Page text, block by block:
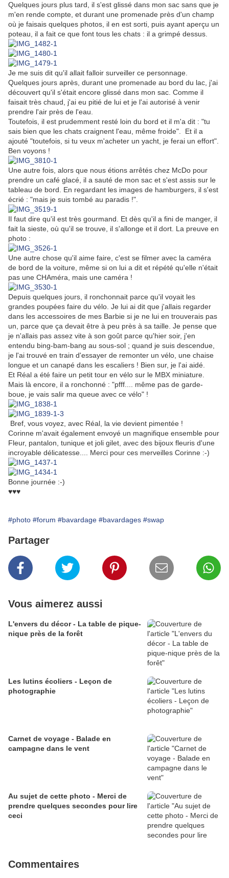
Quelques jours plus tard, il s'est glissé dans mon sac sans que je
m'en rende compte, et durant une promenade près d'un champ
où je faisais quelques photos, il en est sorti, puis ayant aperçu un
poteau, il a fait ce que font tous les chats : il a grimpé dessus.
Je me suis dit qu'il allait falloir surveiller ce personnage.
Quelques jours après, durant une promenade au bord du lac, j'ai
découvert qu'il s'était encore glissé dans mon sac. Comme il
faisait très chaud, j'ai eu pitié de lui et je l'ai autorisé à venir
prendre l'air près de l'eau.
Toutefois, il est prudemment resté loin du bord et il m'a dit : "tu
sais bien que les chats craignent l'eau, même froide". Et il a
ajouté "toutefois, si tu veux m'acheter un yacht, je ferai un effort".
Ben voyons !
Une autre fois, alors que nous étions arrêtés chez McDo pour
prendre un café glacé, il a sauté de mon sac et s'est assis sur le
tableau de bord. En regardant les images de hamburgers, il s'est
écrié : "mais je suis tombé au paradis !".
Il faut dire qu'il est très gourmand. Et dès qu'il a fini de manger, il
fait la sieste, où qu'il se trouve, il s'allonge et il dort. La preuve en
photo :
Une autre chose qu'il aime faire, c'est se filmer avec la caméra
de bord de la voiture, même si on lui a dit et répété qu'elle n'était
pas une CHAméra, mais une caméra !
Depuis quelques jours, il ronchonnait parce qu'il voyait les
grandes poupées faire du vélo. Je lui ai dit que j'allais regarder
dans les accessoires de mes Barbie si je ne lui en trouverais pas
un, parce que ça devait être à peu près à sa taille. Je pense que
je n'allais pas assez vite à son goût parce qu'hier soir, j'en
entendu bing-bam-bang au sous-sol ; quand je suis descendue,
je l'ai trouvé en train d'essayer de remonter un vélo, une chaise
longue et un canapé dans les escaliers ! Bien sur, je l'ai aidé.
Et Réal a été faire un petit tour en vélo sur le MBX miniature.
Mais là encore, il a ronchonné : "pfff.... même pas de garde-
boue, je vais salir ma queue avec ce vélo" !
Bref, vous voyez, avec Réal, la vie devient pimentée !
Corinne m'avait également envoyé un magnifique ensemble pour
Fleur, pantalon, tunique et joli gilet, avec des bijoux fleuris d'une
incroyable délicatesse.... Merci pour ces merveilles Corinne :-)
Bonne journée :-)
♥♥♥
#photo #forum #bavardage #bavardages #swap
Partager
Vous aimerez aussi
L'envers du décor - La table de pique-
nique près de la forêt
Les lutins écoliers - Leçon de
photographie
Carnet de voyage - Balade en
campagne dans le vent
Au sujet de cette photo - Merci de
prendre quelques secondes pour lire
ceci
Commentaires